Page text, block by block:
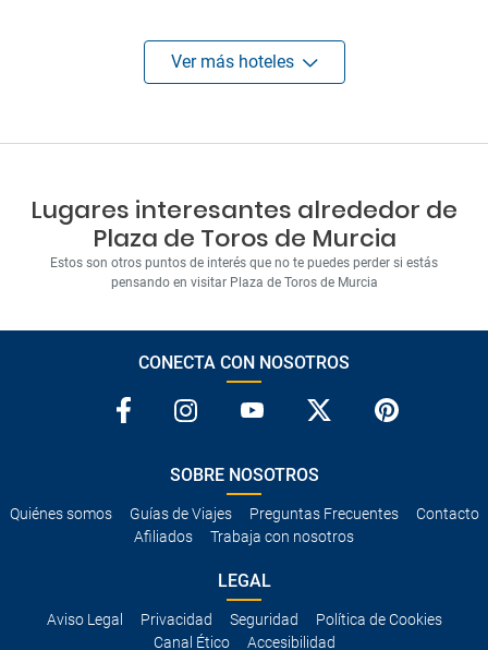
Ver más hoteles
Lugares interesantes alrededor de
Plaza de Toros de Murcia
Estos son otros puntos de interés que no te puedes perder si estás
pensando en visitar Plaza de Toros de Murcia
CONECTA CON NOSOTROS
SOBRE NOSOTROS
Quiénes somos Guías de Viajes Preguntas Frecuentes
Contacto
Afiliados
Trabaja con nosotros
LEGAL
Aviso Legal Privacidad Seguridad
Política de Cookies
Canal Ético
Accesibilidad